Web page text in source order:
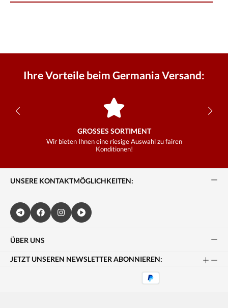
Ihre Vorteile beim Germania Versand:
GROSSES SORTIMENT
Wir bieten Ihnen eine riesige Auswahl zu fairen
Konditionen!
UNSERE KONTAKTMÖGLICHKEITEN:
ÜBER UNS
JETZT UNSEREN NEWSLETTER ABONNIEREN: